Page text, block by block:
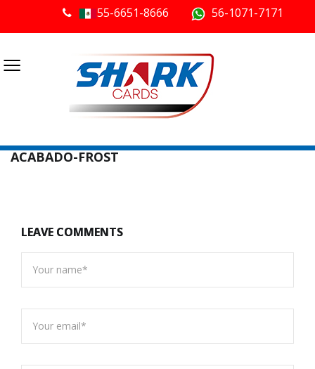
55-6651-8666 56-1071-7171
≡
ACABADO-FROST
LEAVE COMMENTS